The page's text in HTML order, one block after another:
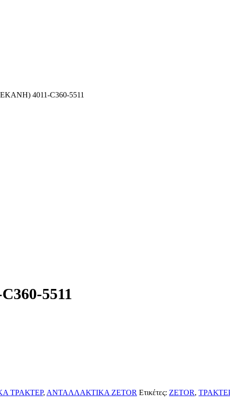
4011-C360-5511
5511
ΤΡΑΚΤΕΡ, ΑΝΤΑΛΛΑΚΤΙΚΑ ZETOR Ετικέτες: ZETOR,